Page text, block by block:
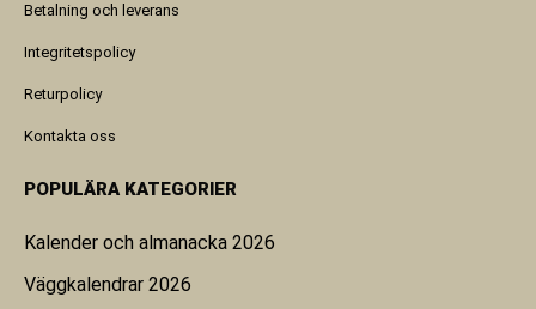
Betalning och leverans
Integritetspolicy
Returpolicy
Kontakta oss
POPULÄRA KATEGORIER
Kalender och almanacka 2026
Väggkalendrar 2026